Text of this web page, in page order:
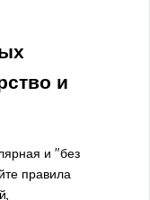
и
и "без
правила